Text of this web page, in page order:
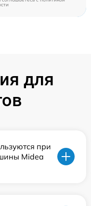
для
при
Midea